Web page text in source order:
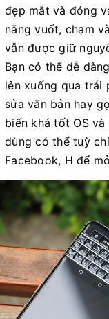
đẹp mắt và đóng
năng vuốt, chạm
vẫn được giữ
Bạn có thể dễ
lên xuống qua trái
sửa văn bản hay
biến khá tốt OS
dùng có thể tuỳ
Facebook, H để